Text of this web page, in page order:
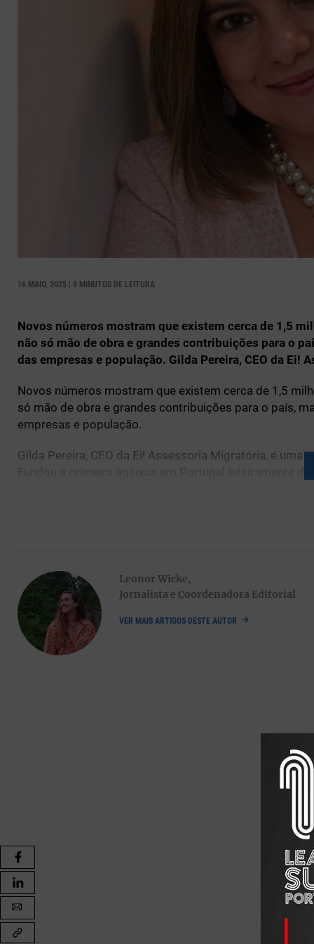
16 MAIO, 2025 | 9 MINUTOS DE LEITURA
Novos números mostram que existem cerca de 1,5
não só mão de obra e grandes contribuições para o
das empresas e população. Gilda Pereira, CEO da Ei!
Novos números mostram que existem cerca de 1,5
só mão de obra e grandes contribuições para o país,
empresas e população.
Gilda Pereira, CEO da Ei! Assessoria Migratória, é
Fundou a primeira agência em Portugal inteiramente
De que necessidades surgiu a sua
procuram os seus serviços?
Durante os dois primeiros anos, 2014 e 2015, os
a haver uma primeira vaga de imigração de
procurados pelas empresas, devido à falta de mão
seguiu-se uma vaga de britânicos, após o Brexit, e
Somos focados em vistos de residência e todos os
obtenção do número de segurança social e inscrição
Leonor Wicke,
Jornalista e Coordenadora Editorial
VER MAIS ARTIGOS DESTE AUTOR